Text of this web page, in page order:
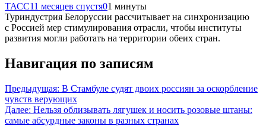
ТАСС11 месяцев спустя01 минуты
Туриндустрия Белоруссии рассчитывает на синхронизацию
с Россией мер стимулирования отрасли, чтобы институты
развития могли работать на территории обеих стран.
Навигация по записям
Предыдущая: В Стамбуле судят двоих россиян за оскорбление
чувств верующих
Далее: Нельзя облизывать лягушек и носить розовые штаны:
самые абсурдные законы в разных странах